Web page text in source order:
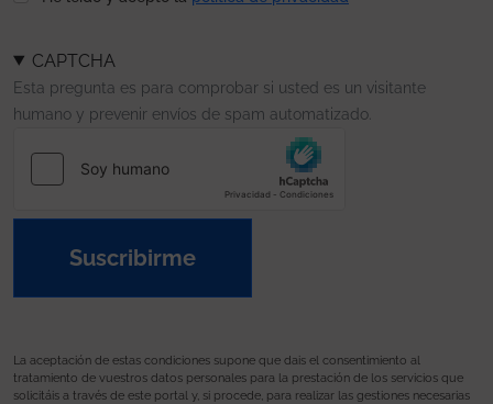
CAPTCHA
Esta pregunta es para comprobar si usted es un visitante
humano y prevenir envíos de spam automatizado.
Suscribirme
La aceptación de estas condiciones supone que dais el consentimiento al
tratamiento de vuestros datos personales para la prestación de los servicios que
solicitáis a través de este portal y, si procede, para realizar las gestiones necesarias